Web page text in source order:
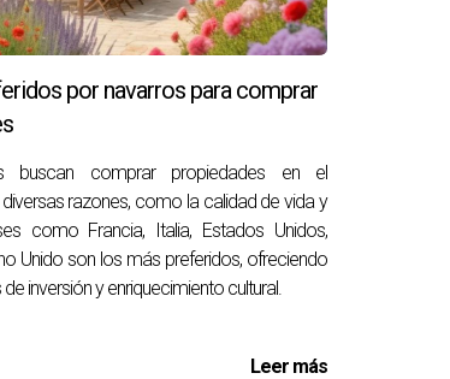
generó tensión entre ellos y llevó
con Arantza Gómez desde el
pudo evitar problemas
y financieros. La presión por
con las firmas son solo algunos
por navarros para comprar
buscan comprar propiedades en el
razones, como la calidad de vida y
como Francia, Italia, Estados Unidos,
Unido son los más preferidos, ofreciendo
inversión y enriquecimiento cultural.
Leer más